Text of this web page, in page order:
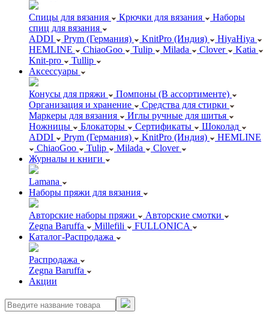
Спицы для вязания Крючки для вязания
Наборы
спиц для вязания
ADDI
Prym (Германия) KnitPro (Индия)
HiyaHiya
HEMLINE
ChiaoGoo Tulip Milada Clover
Katia
Knit-pro
Tullip
Аксессуары
Конусы для пряжи
Помпоны (В ассортименте)
Организация и хранение
Средства для стирки
Маркеры для вязания
Иглы ручные для шитья
Ножницы
Блокаторы Сертификаты
Шоколад
ADDI
Prym (Германия) KnitPro (Индия)
HEMLINE
ChiaoGoo
Tulip Milada
Clover
Журналы и книги
Lamana
Наборы пряжи для вязания
Авторские наборы пряжи
Авторские смотки
Zegna Baruffa
Millefili
FULLONICA
Каталог-Распродажа
Распродажа
Zegna Baruffa
Акции